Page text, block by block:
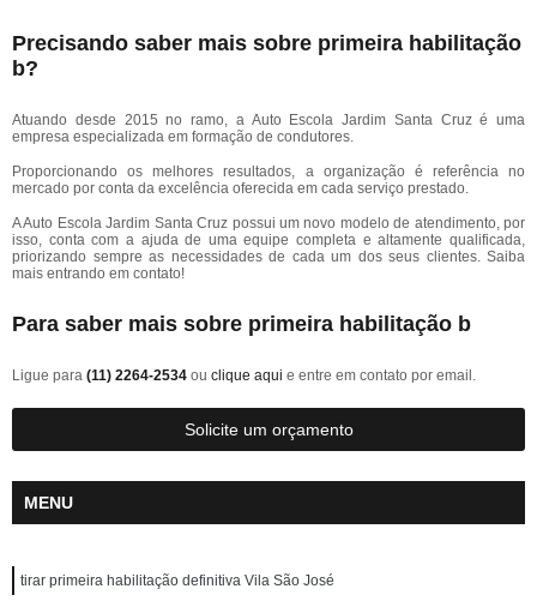
Precisando saber mais sobre primeira habilitação
b?
Atuando desde 2015 no ramo, a Auto Escola Jardim Santa Cruz é uma
empresa especializada em formação de condutores.
Proporcionando os melhores resultados, a organização é referência no
mercado por conta da excelência oferecida em cada serviço prestado.
A Auto Escola Jardim Santa Cruz possui um novo modelo de atendimento, por
isso, conta com a ajuda de uma equipe completa e altamente qualificada,
priorizando sempre as necessidades de cada um dos seus clientes. Saiba
mais entrando em contato!
Para saber mais sobre primeira habilitação b
Ligue para (11) 2264-2534 ou clique aqui e entre em contato por email.
Solicite um orçamento
MENU
tirar primeira habilitação definitiva Vila São José